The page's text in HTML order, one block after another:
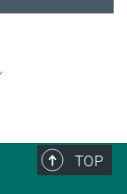
TOP